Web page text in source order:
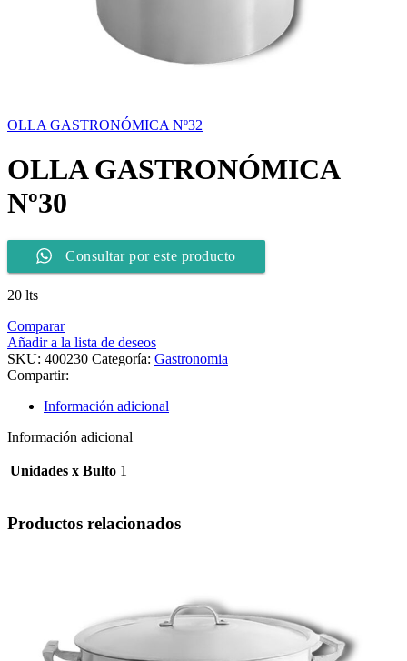
OLLA GASTRONÓMICA Nº32
OLLA GASTRONÓMICA
Nº30
Consultar por este producto
20 lts
Comparar
Añadir a la lista de deseos
SKU: 400230 Categoría: Gastronomia
Compartir:
Información adicional
Información adicional
Unidades x Bulto 1
Productos relacionados